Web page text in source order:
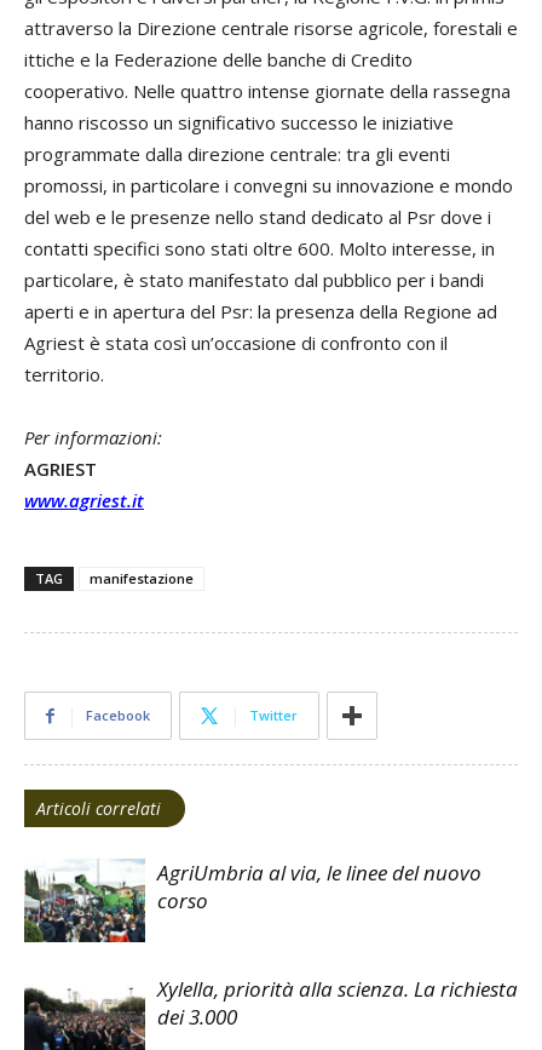
attraverso la Direzione centrale risorse agricole, forestali e
ittiche e la Federazione delle banche di Credito
cooperativo. Nelle quattro intense giornate della rassegna
hanno riscosso un significativo successo le iniziative
programmate dalla direzione centrale: tra gli eventi
promossi, in particolare i convegni su innovazione e mondo
del web e le presenze nello stand dedicato al Psr dove i
contatti specifici sono stati oltre 600. Molto interesse, in
particolare, è stato manifestato dal pubblico per i bandi
aperti e in apertura del Psr: la presenza della Regione ad
Agriest è stata così un’occasione di confronto con il
territorio.
Per informazioni:
AGRIEST
www.agriest.it
TAG manifestazione
Facebook Twitter
Articoli correlati
AgriUmbria al via, le linee del nuovo
corso
Xylella, priorità alla scienza. La richiesta
dei 3.000